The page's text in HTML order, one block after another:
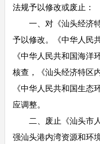
法规予以修改或废止：
一、对《汕头经济特
予以修改。《中华人民
《中华人民共和国海
核查，《汕头经济特区
《中华人民共和国生
应调整。
二、废止《汕头市人
强汕头港内湾资源和环